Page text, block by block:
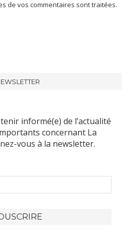
de vos commentaires sont traitées.
informé(e) de l’actualité
concernant La
vous à la newsletter.